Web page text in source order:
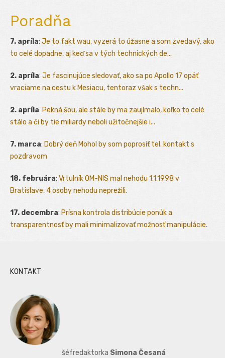
Poradňa
7. apríla: Je to fakt wau, vyzerá to úžasne a som zvedavý, ako
to celé dopadne, aj keď sa v tých technických de...
2. apríla: Je fascinujúce sledovať, ako sa po Apollo 17 opäť
vraciame na cestu k Mesiacu, tentoraz však s techn...
2. apríla: Pekná šou, ale stále by ma zaujímalo, koľko to celé
stálo a či by tie miliardy neboli užitočnejšie i...
7. marca: Dobrý deň Mohol by som poprosiť tel. kontakt s
pozdravom
18. februára: Vrtulník OM-NIS mal nehodu 1.1.1998 v
Bratislave, 4 osoby nehodu neprežili.
17. decembra: Prísna kontrola distribúcie ponúk a
transparentnosť by mali minimalizovať možnosť manipulácie.
KONTAKT
šéfredaktorka Simona Česaná